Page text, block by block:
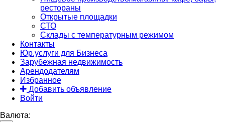
рестораны
Открытые площадки
СТО
Склады с температурным режимом
Контакты
Юр.услуги для Бизнеса
Зарубежная недвижимость
Арендодателям
Избранное
Добавить объявление
Войти
Валюта: